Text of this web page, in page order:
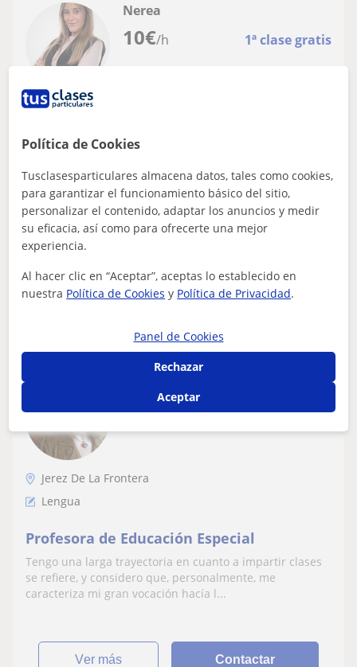
10€/h 1ª clase gratis
Nerea
Jerez De La Frontera
clases a niños y niñas hasta 12 años
Graduada en Educación Infantil. Tengo experiencia
dando clases en niveles de primaria con niños y niñas
de edades comprendidas entre 6 y 10...
6€/h 1ª clase gratis
Jerez De La Frontera
Lengua
Profesora de Educación Especial
Tengo una larga trayectoria en cuanto a impartir clases
se refiere, y considero que, personalmente, me
caracteriza mi gran vocación hacía l...
ver más Contactar
Política de Cookies
Tusclasesparticulares almacena datos, tales como cookies,
para garantizar el funcionamiento básico del sitio,
personalizar el contenido, adaptar los anuncios y medir
su eficacia, así como para ofrecerte una mejor
experiencia.
Al hacer clic en “Aceptar”, aceptas lo establecido en
nuestra Política de Cookies y Política de Privacidad.
Panel de Cookies
Rechazar
Aceptar